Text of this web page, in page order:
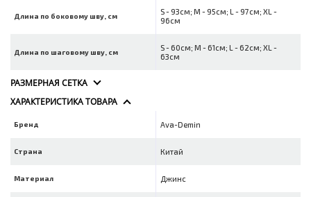
Длина по боковому шву, см
S - 93см; M - 95см; L - 97см; XL -
96см
Длина по шаговому шву, см
S - 60см; M - 61см; L - 62см; XL -
63см
РАЗМЕРНАЯ СЕТКА
ХАРАКТЕРИСТИКА ТОВАРА
Бренд Ava-Demin
Страна Китай
Материал Джинс